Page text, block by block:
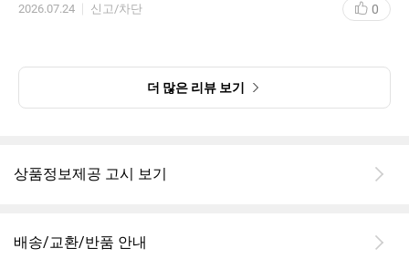
2026.07.24 신고/차단 0
더 많은 리뷰 보기
상품정보제공 고시 보기
배송/교환/반품 안내